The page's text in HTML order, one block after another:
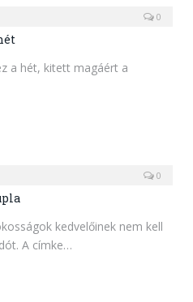
0
a hét, kitett magáért a
0
kedvelőinek nem kell
A címke…